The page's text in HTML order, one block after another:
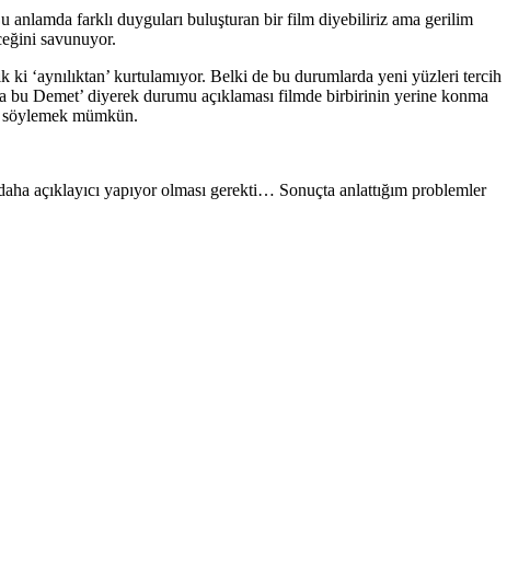
anlamda farklı duyguları buluşturan bir film diyebiliriz ama gerilim
savunuyor.
‘aynılıktan’ kurtulamıyor. Belki de bu durumlarda yeni yüzleri tercih
bu Demet’ diyerek durumu açıklaması filmde birbirinin yerine konma
söylemek mümkün.
açıklayıcı yapıyor olması gerekti… Sonuçta anlattığım problemler